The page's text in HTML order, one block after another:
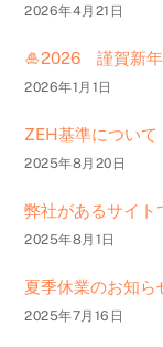
2026年4月21日
🎍2026 謹賀新
2026年1月1日
ZEH基準について
2025年8月20日
弊社があるサイト
2025年8月1日
夏季休業のお知ら
2025年7月16日